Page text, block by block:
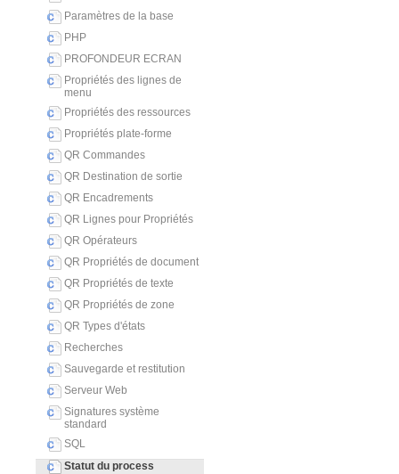
Paramètres de la base
PHP
PROFONDEUR ECRAN
Propriétés des lignes de
menu
Propriétés des ressources
Propriétés plate-forme
QR Commandes
QR Destination de sortie
QR Encadrements
QR Lignes pour Propriétés
QR Opérateurs
QR Propriétés de document
QR Propriétés de texte
QR Propriétés de zone
QR Types d'états
Recherches
Sauvegarde et restitution
Serveur Web
Signatures système
standard
SQL
Statut du process